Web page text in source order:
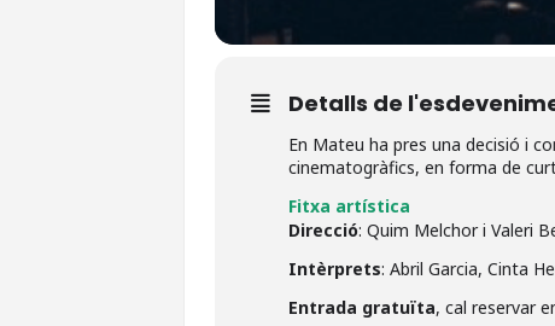
Detalls de
En Mateu ha pres una decisió i
cinematogràfics, en forma de
Fitxa artística
Direcció: Quim Melchor i Valeri
Intèrprets: Abril Garcia, Cinta
Entrada gratuïta, cal reservar